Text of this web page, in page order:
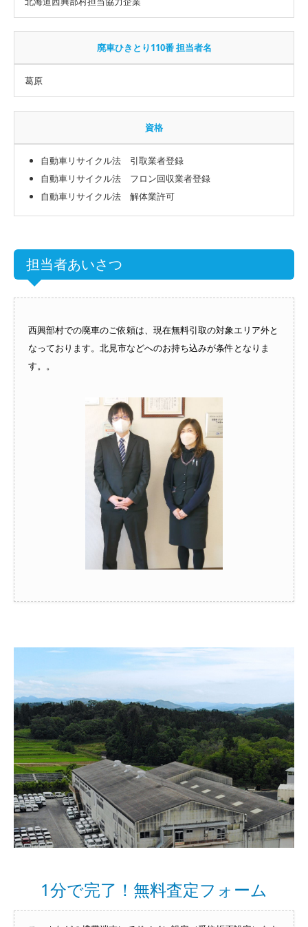
廃車ひきとり110番 担当者名
葛原
資格
自動車リサイクル法 引取業者登録
自動車リサイクル法 フロン回収業者登録
自動車リサイクル法 解体業許可
担当者あいさつ
西興部村での廃車のご依頼は、現在無料引取の対象エリア外と
なっております。北見市などへのお持ち込みが条件となりま
す。。
1分で完了！無料査定フォーム